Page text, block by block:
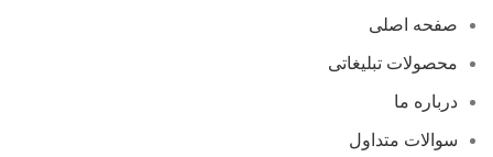
صفحه اصلی
محصولات تبلیغاتی
درباره ما
سوالات متداول